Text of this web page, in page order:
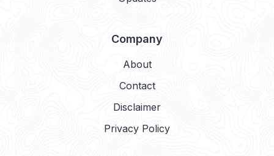
Company
About
Contact
Disclaimer
Privacy Policy